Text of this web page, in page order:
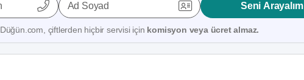
Ad Soyad Seni Arayalım
Düğün.com, çiftlerden hiçbir servisi için komisyon veya ücret almaz.